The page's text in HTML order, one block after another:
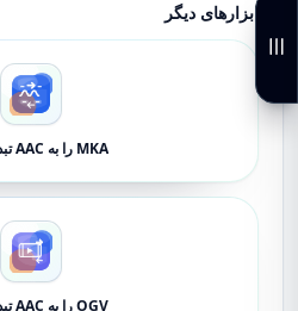
ابزارهای دیگر
MKA را به AAC تبدیل کنید
OGV را به AAC تبدیل کنید